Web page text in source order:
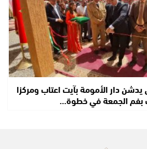
يدشن دار الأمومة بآيت اعتاب ومركزا
بفم الجمعة في خطوة…